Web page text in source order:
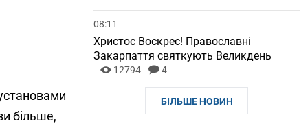
більше,
08:11
Христос Воскрес! Православні
Закарпаття святкують Великдень
12794 4
БІЛЬШЕ НОВИН